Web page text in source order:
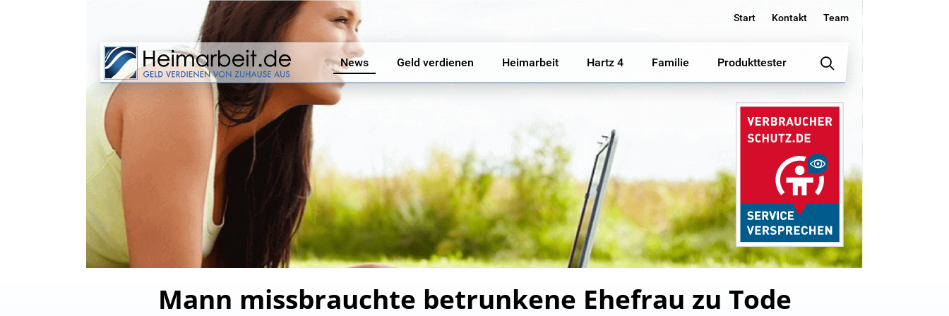
Start Kontakt Team
News Geld verdienen Heimarbeit Hartz 4 Familie Produkttester
Mann missbrauchte betrunkene Ehefrau zu Tode